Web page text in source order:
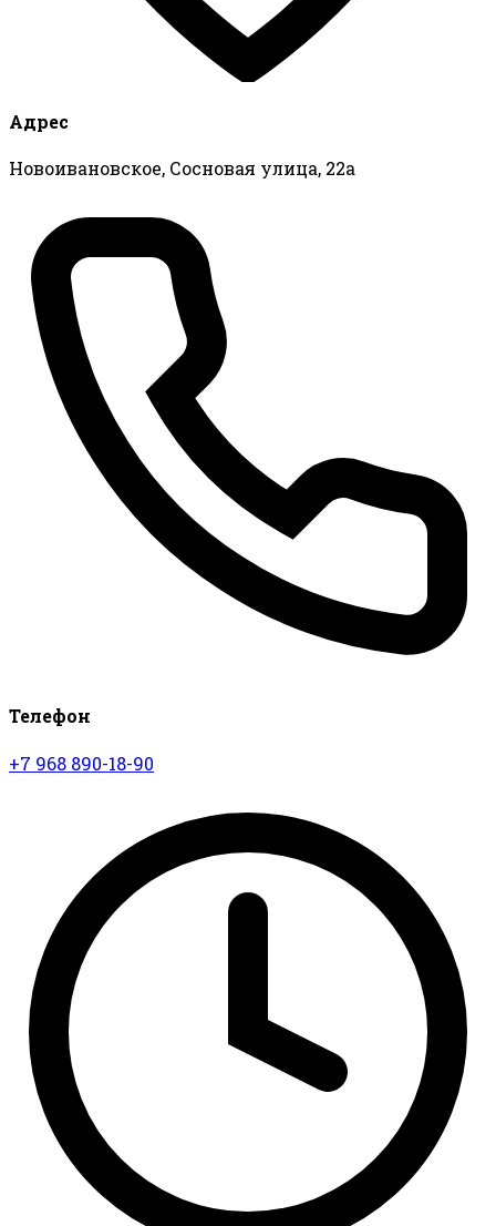
Адрес
Новоивановское, Сосновая улица, 22а
Телефон
+7 968 890-18-90